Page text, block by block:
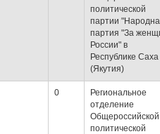
политической
партии
партия "За
России" в
Республике Саха
(Якутия)
0
Региональное
отделение
Общероссийской
политической